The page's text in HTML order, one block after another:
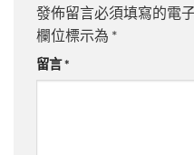
發佈留言必須填寫的電
欄位標示為 *
留言*